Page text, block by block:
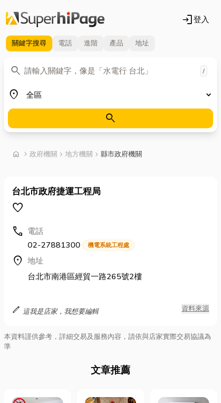
login登入
關鍵字搜尋 電話 進階 產品 地址
search
關鍵字 /
place
地區
search
home chevron_right 首頁
政府機關 chevron_right 地方機關 chevron_right 縣市政府機關
台北市政府捷運工程局
favorite
call 電話
02-27881300
機電系統工程處
location_on 地址
台北市南港區經貿一路265號2樓
edit 這我是店家，我想要編輯 資料來源
本資料謹供參考，詳細交易及服務內容，請依與店家實際交易協議為
準
文章推薦